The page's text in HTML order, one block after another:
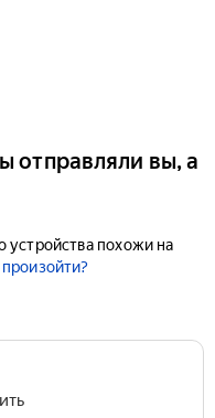
отправляли вы, а
устройства похожи на